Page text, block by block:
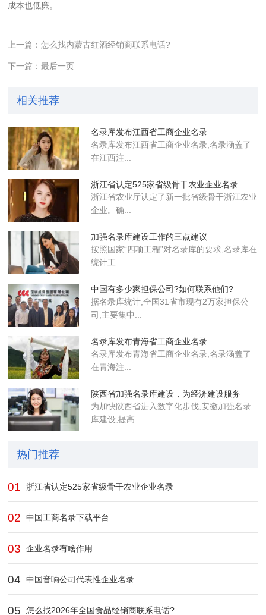
成本也低廉。
上一篇：怎么找内蒙古红酒经销商联系电话?
下一篇：最后一页
相关推荐
名录库发布江西省工商企业名录
名录库​发布江西省工商企业名录,名录涵盖了
在江西注...
浙江省认定525家省级骨干农业企业​名录
浙江省农业厅认定了新一批省级骨干浙江农业
企业​。确...
加强名录库建设工作的三点建议
按照国家“四项工程”对名录库的要求,名录库在
统计工...
中国有多少家担保公司?如何联系他们?
据名录库统计,全国31省市现有2万家担保公
司,主要集中...
名录库发布青海省工商企业名录
名录库​发布青海省工商企业名录,名录涵盖了
在青海注...
陕西省加强名录库建设，为经济建设服务
为加快陕西省进入数字化步伐,安徽加强名录
库建设,提高...
热门推荐
01 浙江省认定525家省级骨干农业企业​名录
02 中国工商名录下载平台
03 企业名录有啥作用
04 中国音响公司代表性企业名录
05 怎么找2026年全国食品经销商联系电话?